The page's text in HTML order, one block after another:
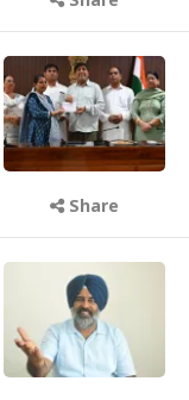
Share